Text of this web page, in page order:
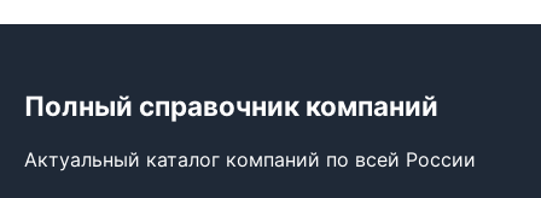
Полный справочник компаний
Актуальный каталог компаний по всей России